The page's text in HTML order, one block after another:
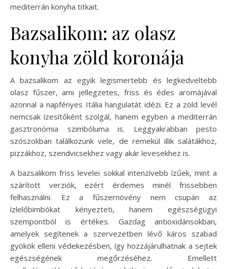
mediterrán konyha titkait.
Bazsalikom: az olasz
konyha zöld koronája
A bazsalikom az egyik legismertebb és legkedveltebb
olasz fűszer, ami jellegzetes, friss és édes aromájával
azonnal a napfényes Itália hangulatát idézi. Ez a zöld levél
nemcsak ízesítőként szolgál, hanem egyben a mediterrán
gasztronómia szimbóluma is. Leggyakrabban pesto
szószokban találkozunk vele, de remekül illik salátákhoz,
pizzákhoz, szendvicsekhez vagy akár levesekhez is.
A bazsalikom friss levelei sokkal intenzívebb ízűek, mint a
szárított verziók, ezért érdemes minél frissebben
felhasználni. Ez a fűszernövény nem csupán az
ízlelőbimbókat kényezteti, hanem egészségügyi
szempontból is értékes. Gazdag antioxidánsokban,
amelyek segítenek a szervezetben lévő káros szabad
gyökök elleni védekezésben, így hozzájárulhatnak a sejtek
egészségének megőrzéséhez. Emellett